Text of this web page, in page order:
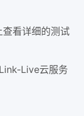
看详细的测试
Live云服务